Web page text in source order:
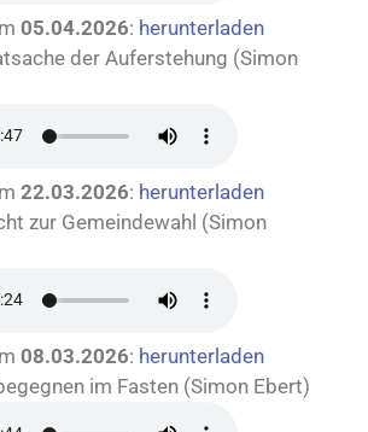
05.04.2026: herunterladen
der Auferstehung (Simon
22.03.2026: herunterladen
zur Gemeindewahl (Simon
08.03.2026: herunterladen
im Fasten (Simon Ebert)